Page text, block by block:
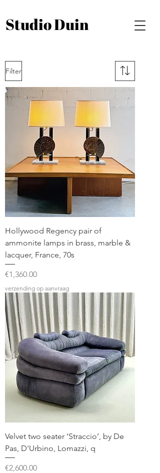
Studio Duin
Filter
Hollywood Regency pair of
ammonite lamps in brass, marble &
lacquer, France, 70s
Price
€1,360.00
verzending op aanvraag
Velvet two seater ‘Straccio’, by De
Pas, D'Urbino, Lomazzi, q
Price
€2,600.00